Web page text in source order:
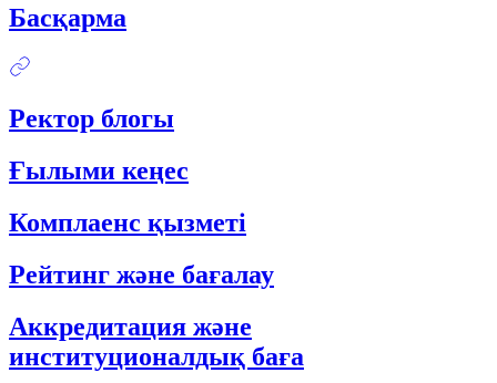
Басқарма
Ректор блогы
Ғылыми кеңес
Комплаенс қызметі
Рейтинг және бағалау
Аккредитация және
институционалдық баға